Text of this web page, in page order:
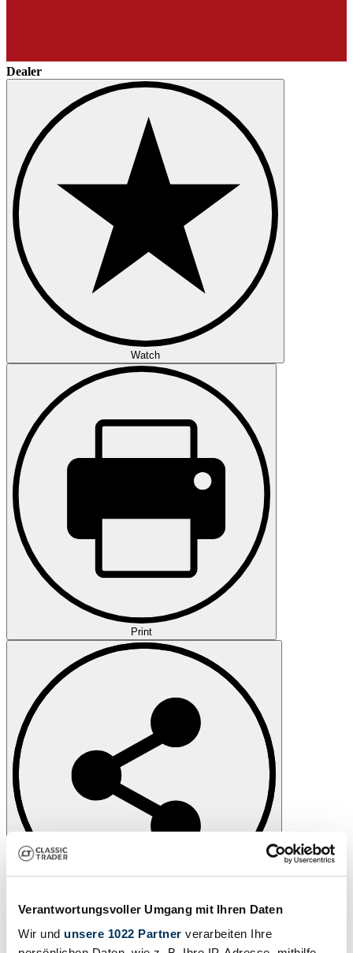
Verantwortungsvoller Umgang mit Ihren Daten
Wir und unsere 1022 Partner verarbeiten Ihre
Dealer
Watch
Print
Share
Message
Call